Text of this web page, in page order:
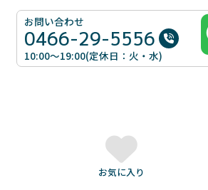
お問い合わせ
0466-29-5556
10:00～19:00(定休日：火・水)
お気に入り